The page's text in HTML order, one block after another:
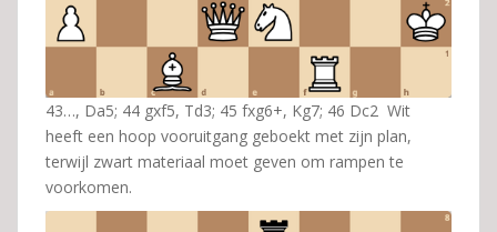
43…, Da5; 44 gxf5, Td3; 45 fxg6+, Kg7; 46 Dc2 Wit
heeft een hoop vooruitgang geboekt met zijn plan,
terwijl zwart materiaal moet geven om rampen te
voorkomen.